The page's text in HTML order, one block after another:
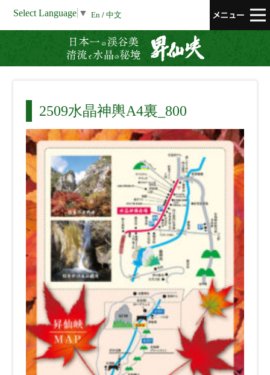
Select Language ▼ En / 中文
2509水晶神輿A4裏_800